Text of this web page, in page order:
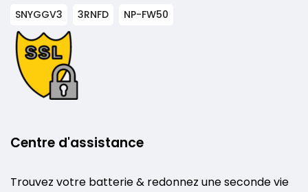
SNYGGV3
3RNFD NP-FW50
Centre d'assistance
Trouvez votre batterie & redonnez une seconde vie